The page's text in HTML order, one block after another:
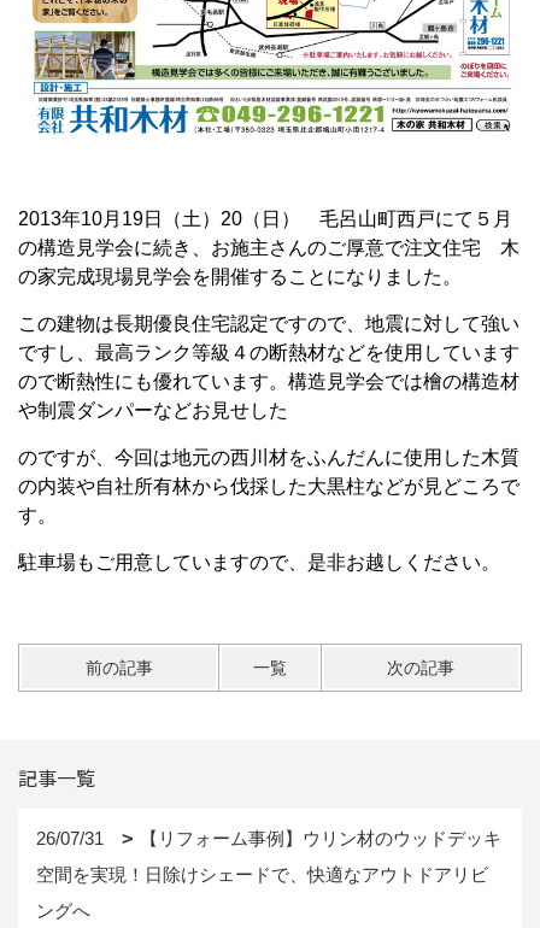
2013年10月19日（土）20（日） 毛呂山町西戸にて５月
の構造見学会に続き、お施主さんのご厚意で注文住宅 木
の家完成現場見学会を開催することになりました。
この建物は長期優良住宅認定ですので、地震に対して強い
ですし、最高ランク等級４の断熱材などを使用しています
ので断熱性にも優れています。構造見学会では檜の構造材
や制震ダンパーなどお見せした
のですが、今回は地元の西川材をふんだんに使用した木質
の内装や自社所有林から伐採した大黒柱などが見どころで
す。
駐車場もご用意していますので、是非お越しください。
前の記事 一覧 次の記事
記事一覧
26/07/31
【リフォーム事例】ウリン材のウッドデッキ
空間を実現！日除けシェードで、快適なアウトドアリビ
ングへ